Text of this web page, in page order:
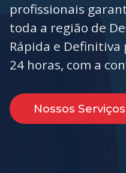
profissionais
toda a região de
Rápida e
24 horas, com a
Nossos Serviços